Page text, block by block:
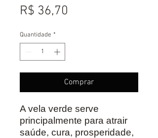
R$ 36,70
Quantidade *
Comprar
A vela verde serve
principalmente para atrair
saúde, cura, prosperidade,